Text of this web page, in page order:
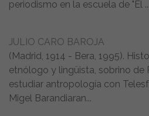
periodismo en la escuela de "El ...
JULIO CARO BAROJA
(Madrid, 1914 - Bera, 1995).
etnólogo y lingüista, sobrino de
estudiar antropología con
Migel Barandiaran...